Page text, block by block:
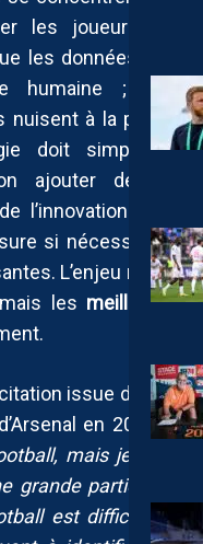
les joueurs. Il
les données ne
humaine ; au
nuisent à la prise
doit simplifier
ajouter de la
l’innovation est
si nécessaire,
L’enjeu n’est
les meilleurs
issue d’une
en 2022 :
mais je me
grande partie de
est difficile à